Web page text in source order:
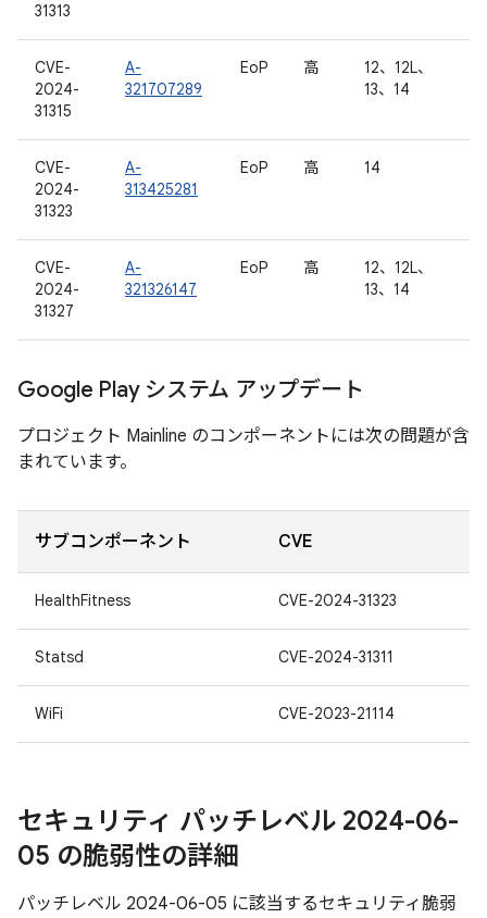
31313
CVE-
2024-
31315
A-
321707289
EoP 高
12、12L、
13、14
CVE-
2024-
31323
A-
313425281
EoP 高 14
CVE-
2024-
31327
A-
321326147
EoP 高
12、12L、
13、14
Google Play システム アップデート
プロジェクト Mainline のコンポーネントには次の問題が含
まれています。
サブコンポーネント CVE
HealthFitness CVE-2024-31323
Statsd CVE-2024-31311
WiFi CVE-2023-21114
セキュリティ パッチレベル 2024-06-
05 の脆弱性の詳細
パッチレベル 2024-06-05 に該当するセキュリティ脆弱